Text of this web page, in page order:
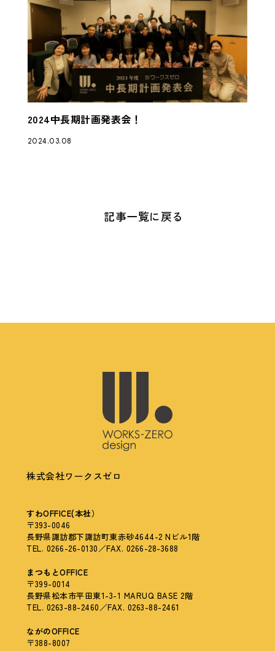
2024中長期計画発表会！
2024.03.08
記事一覧に戻る
株式会社ワークスゼロ
すわOFFICE(本社）
〒393-0046
長野県諏訪郡下諏訪町東赤砂4644-2 Nビル1階
TEL. 0266-26-0130／FAX. 0266-28-3688
まつもとOFFICE
〒399-0014
長野県松本市平田東1-3-1 MARUQ BASE 2階
TEL. 0263-88-2460／FAX. 0263-88-2461
ながのOFFICE
〒388-8007